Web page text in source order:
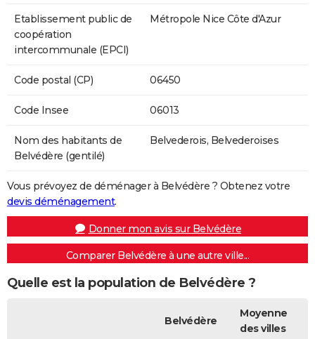
Etablissement public de
coopération
intercommunale (EPCI)
Métropole Nice Côte d'Azur
Code postal (CP) 06450
Code Insee 06013
Nom des habitants de
Belvédère (gentilé)
Belvederois, Belvederoises
Vous prévoyez de déménager à Belvédère ? Obtenez votre
devis déménagement.
Donner mon avis sur Belvédère
Comparer Belvédère à une autre ville...
Quelle est la population de Belvédère ?
Belvédère
Moyenne
des villes